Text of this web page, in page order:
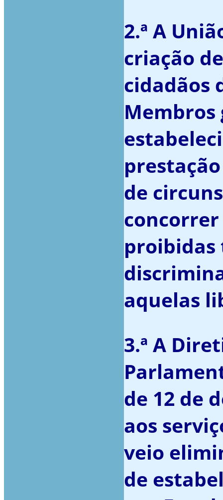
2.ª A
criação
cidadãos
Membros
de
proibidas
aquelas
3.ª A
de 12 de
aos
veio
de